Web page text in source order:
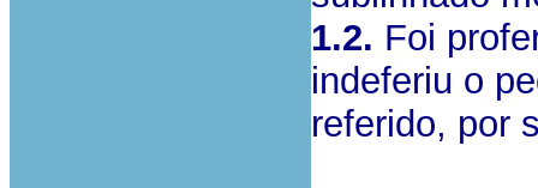
1.2. Foi
indeferiu o
referido, por